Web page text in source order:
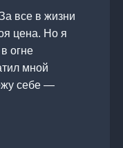
все в жизни
цена. Но я
огне
мной
себе —